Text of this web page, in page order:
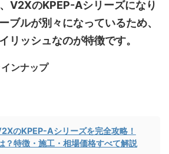
V2XのKPEP-Aシリーズになり
ブルが別々になっているため、
リッシュなのが特徴です。
ンナップ
のKPEP-Aシリーズを完全攻略！
？特徴・施工・相場価格すべて解説